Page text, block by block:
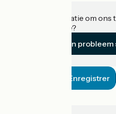
Heeft u informatie om ons
accommodatie?
Een
Enregistrer